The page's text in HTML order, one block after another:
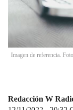
Imagen de referencia.
Redacción W